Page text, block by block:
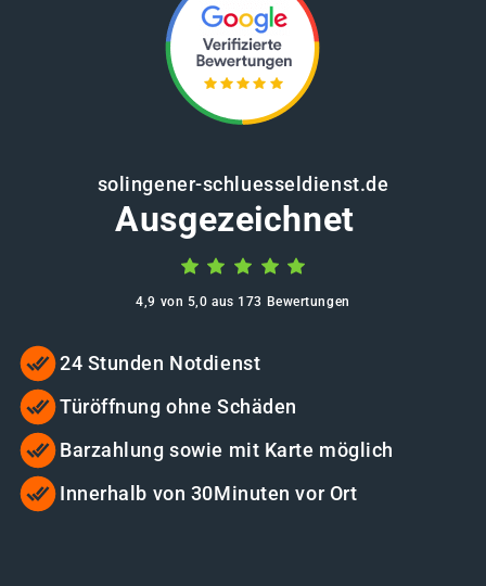
solingener-schluesseldienst.de
Ausgezeichnet
4,9 von 5,0 aus 173 Bewertungen
24 Stunden Notdienst
Türöffnung ohne Schäden
Barzahlung sowie mit Karte möglich
Innerhalb von 30Minuten vor Ort